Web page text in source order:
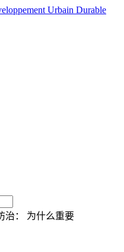
Urbain Durable
治： 为什么重要